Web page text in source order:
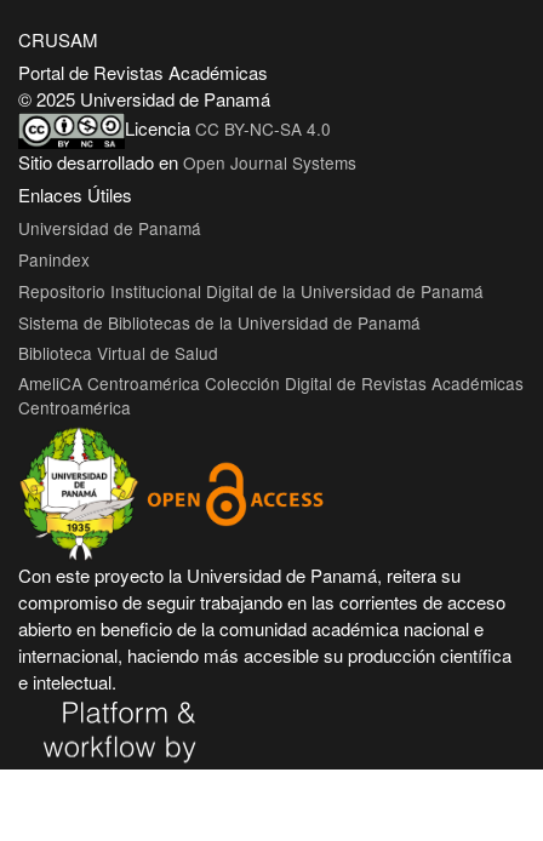
CRUSAM
Portal de Revistas Académicas
© 2025 Universidad de Panamá
Licencia CC BY-NC-SA 4.0
Sitio desarrollado en Open Journal Systems
Enlaces Útiles
Universidad de Panamá
Panindex
Repositorio Institucional Digital de la Universidad de Panamá
Sistema de Bibliotecas de la Universidad de Panamá
Biblioteca Virtual de Salud
AmeliCA Centroamérica Colección Digital de Revistas Académicas
Centroamérica
Con este proyecto la Universidad de Panamá, reitera su
compromiso de seguir trabajando en las corrientes de acceso
abierto en beneficio de la comunidad académica nacional e
internacional, haciendo más accesible su producción científica
e intelectual.